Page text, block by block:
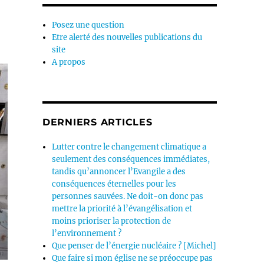
Posez une question
Etre alerté des nouvelles publications du
site
A propos
DERNIERS ARTICLES
Lutter contre le changement climatique a
seulement des conséquences immédiates,
tandis qu’annoncer l’Evangile a des
conséquences éternelles pour les
personnes sauvées. Ne doit-on donc pas
mettre la priorité à l’évangélisation et
moins prioriser la protection de
l’environnement ?
Que penser de l’énergie nucléaire ? [Michel]
Que faire si mon église ne se préoccupe pas